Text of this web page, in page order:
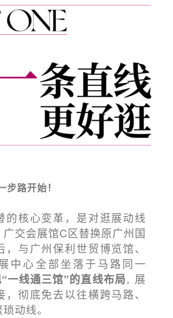
步路开始！
的核心变革，是对逛展动线
广交会展馆C区替换原广州国
与广州保利世贸博览馆、
中心全部坐落于马路同一
一线通三馆”的直线布局 ， 展
彻底免去以往横跨马路、
动线。